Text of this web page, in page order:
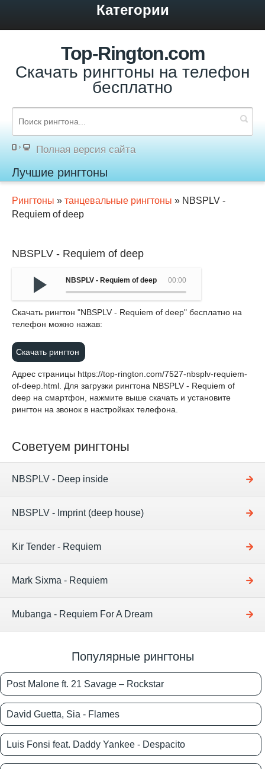
Категории
Top-Rington.com
Скачать рингтоны на телефон
бесплатно
Полная версия сайта
Лучшие рингтоны
Рингтоны » танцевальные рингтоны » NBSPLV -
Requiem of deep
NBSPLV - Requiem of deep
00:00
NBSPLV - Requiem of deep
Cкачать рингтон "NBSPLV - Requiem of deep" бесплатно на
телефон можно нажав:
Скачать рингтон
Адрес страницы https://top-rington.com/7527-nbsplv-requiem-
of-deep.html . Для загрузки рингтона NBSPLV - Requiem of
deep на смартфон, нажмите выше скачать и установите
рингтон на звонок в настройках телефона.
Советуем рингтоны
NBSPLV - Deep inside
NBSPLV - Imprint (deep house)
Kir Tender - Requiem
Mark Sixma - Requiem
Mubanga - Requiem For A Dream
Популярные рингтоны
Post Malone ft. 21 Savage – Rockstar
David Guetta, Sia - Flames
Luis Fonsi feat. Daddy Yankee - Despacito